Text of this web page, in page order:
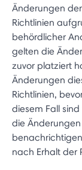
Änderungen
Richtlinien
behördlicher
gelten die
zuvor platziert
Änderungen
Richtlinien,
diesem Fall
die
nach Erhalt der